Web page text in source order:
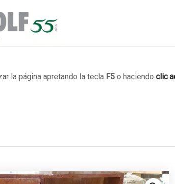
la página apretando la tecla F5 o haciendo clic